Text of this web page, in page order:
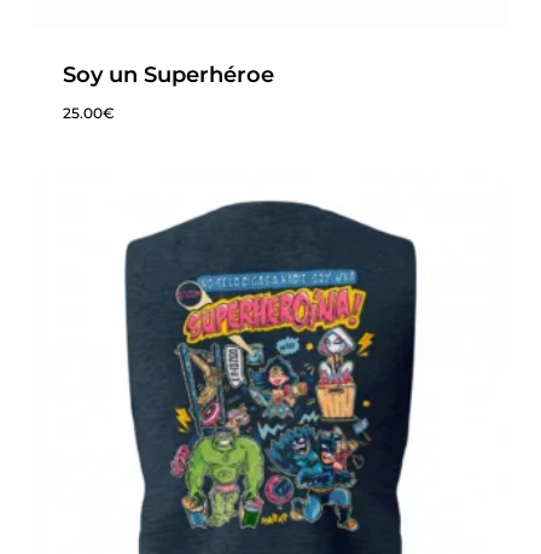
Soy un Superhéroe
25.00€